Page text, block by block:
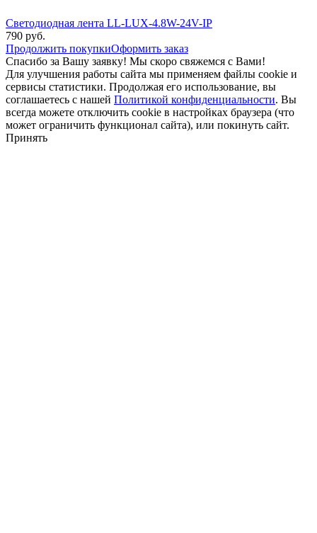
Светодиодная лента LL-LUX-4.8W-24V-IP
790 руб.
Продолжить покупкиОформить заказ
Спасибо за Вашу заявку! Мы скоро свяжемся с Вами!
Для улучшения работы сайта мы применяем файлы cookie и
сервисы статистики. Продолжая его использование, вы
соглашаетесь с нашей Политикой конфиденциальности. Вы
всегда можете отключить cookie в настройках браузера (что
может ограничить функционал сайта), или покинуть сайт.
Принять